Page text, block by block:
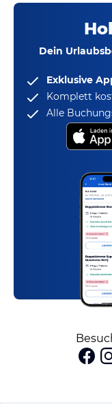
Dein
Exklusive
Komplett
Alle